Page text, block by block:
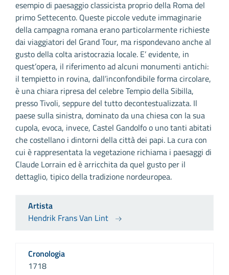
esempio di paesaggio classicista proprio della Roma del
primo Settecento. Queste piccole vedute immaginarie
della campagna romana erano particolarmente richieste
dai viaggiatori del Grand Tour, ma rispondevano anche al
gusto della colta aristocrazia locale. E’ evidente, in
quest’opera, il riferimento ad alcuni monumenti antichi:
il tempietto in rovina, dall’inconfondibile forma circolare,
è una chiara ripresa del celebre Tempio della Sibilla,
presso Tivoli, seppure del tutto decontestualizzata. Il
paese sulla sinistra, dominato da una chiesa con la sua
cupola, evoca, invece, Castel Gandolfo o uno tanti abitati
che costellano i dintorni della città dei papi. La cura con
cui è rappresentata la vegetazione richiama i paesaggi di
Claude Lorrain ed è arricchita da quel gusto per il
dettaglio, tipico della tradizione nordeuropea.
Artista
Hendrik Frans Van Lint
Cronologia
1718